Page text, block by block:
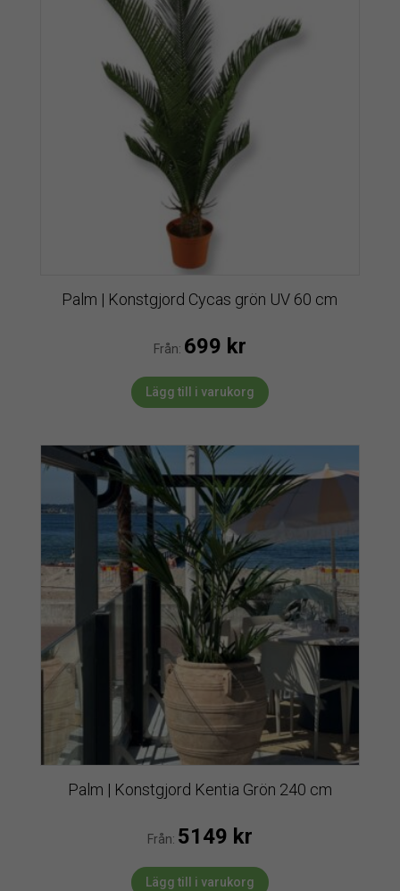
Palm | Konstgjord Cycas grön UV 60 cm
Från: 699 kr
Lägg till i varukorg
Palm | Konstgjord Kentia Grön 240 cm
Från: 5149 kr
Lägg till i varukorg